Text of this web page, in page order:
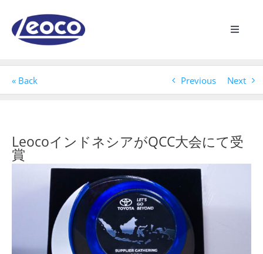
content
Toggle
製造業
最新情報
« Back Previous Next
LeocoインドネシアがQCC大会にて受
賞